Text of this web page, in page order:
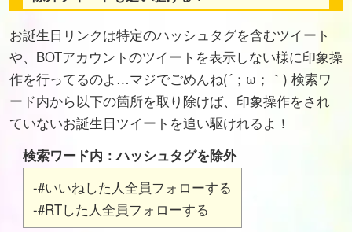
お誕生日リンクは特定のハッシュタグを含むツイート
や、BOTアカウントのツイートを表示しない様に印象操
作を行ってるのよ…マジでごめんね(´；ω；｀) 検索ワ
ード内から以下の箇所を取り除けば、印象操作をされ
ていないお誕生日ツイートを追い駆けれるよ！
検索ワード内：ハッシュタグを除外
-#いいねした人全員フォローする
-#RTした人全員フォローする